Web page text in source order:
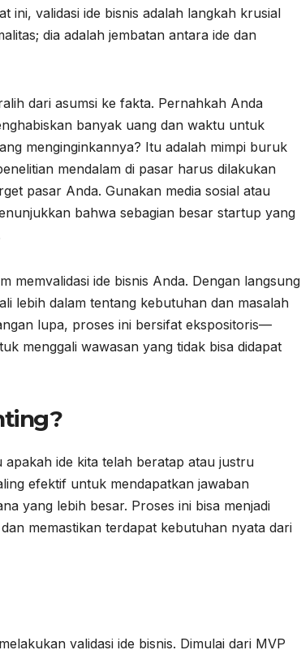
ini, validasi ide bisnis adalah langkah krusial
dia adalah jembatan antara ide dan
dari asumsi ke fakta. Pernahkah Anda
banyak uang dan waktu untuk
menginginkannya? Itu adalah mimpi buruk
mendalam di pasar harus dilakukan
pasar Anda. Gunakan media sosial atau
bahwa sebagian besar startup yang
memvalidasi ide bisnis Anda. Dengan langsung
lebih dalam tentang kebutuhan dan masalah
lupa, proses ini bersifat ekspositoris—
menggali wawasan yang tidak bisa didapat
ide kita telah beratap atau justru
efektif untuk mendapatkan jawaban
yang lebih besar. Proses ini bisa menjadi
memastikan terdapat kebutuhan nyata dari
validasi ide bisnis. Dimulai dari MVP